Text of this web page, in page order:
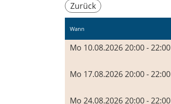
Zurück
Wann
Mo 10.08.2026 20:00 - 22:00
Mo 17.08.2026 20:00 - 22:00
Mo 24.08.2026 20:00 - 22:00